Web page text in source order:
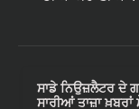
ਸਾਡੇ ਨਿਉਜ਼ਲੈਟਰ ਦੇ
ਸਾਰੀਆਂ ਤਾਜ਼ਾ